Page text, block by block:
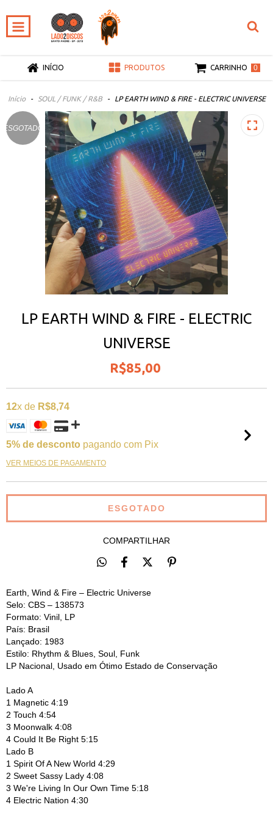
INÍCIO PRODUTOS CARRINHO 0
Início - SOUL / FUNK / R&B - LP EARTH WIND & FIRE - ELECTRIC UNIVERSE
ESGOTADO
LP EARTH WIND & FIRE - ELECTRIC
UNIVERSE
R$85,00
12x de R$8,74
5% de desconto pagando com Pix
VER MEIOS DE PAGAMENTO
COMPARTILHAR
Earth, Wind & Fire – Electric Universe
Selo: CBS – 138573
Formato: Vinil, LP
País: Brasil
Lançado: 1983
Estilo: Rhythm & Blues, Soul, Funk
LP Nacional, Usado em Ótimo Estado de Conservação
Lado A
1 Magnetic 4:19
2 Touch 4:54
3 Moonwalk 4:08
4 Could It Be Right 5:15
Lado B
1 Spirit Of A New World 4:29
2 Sweet Sassy Lady 4:08
3 We're Living In Our Own Time 5:18
4 Electric Nation 4:30